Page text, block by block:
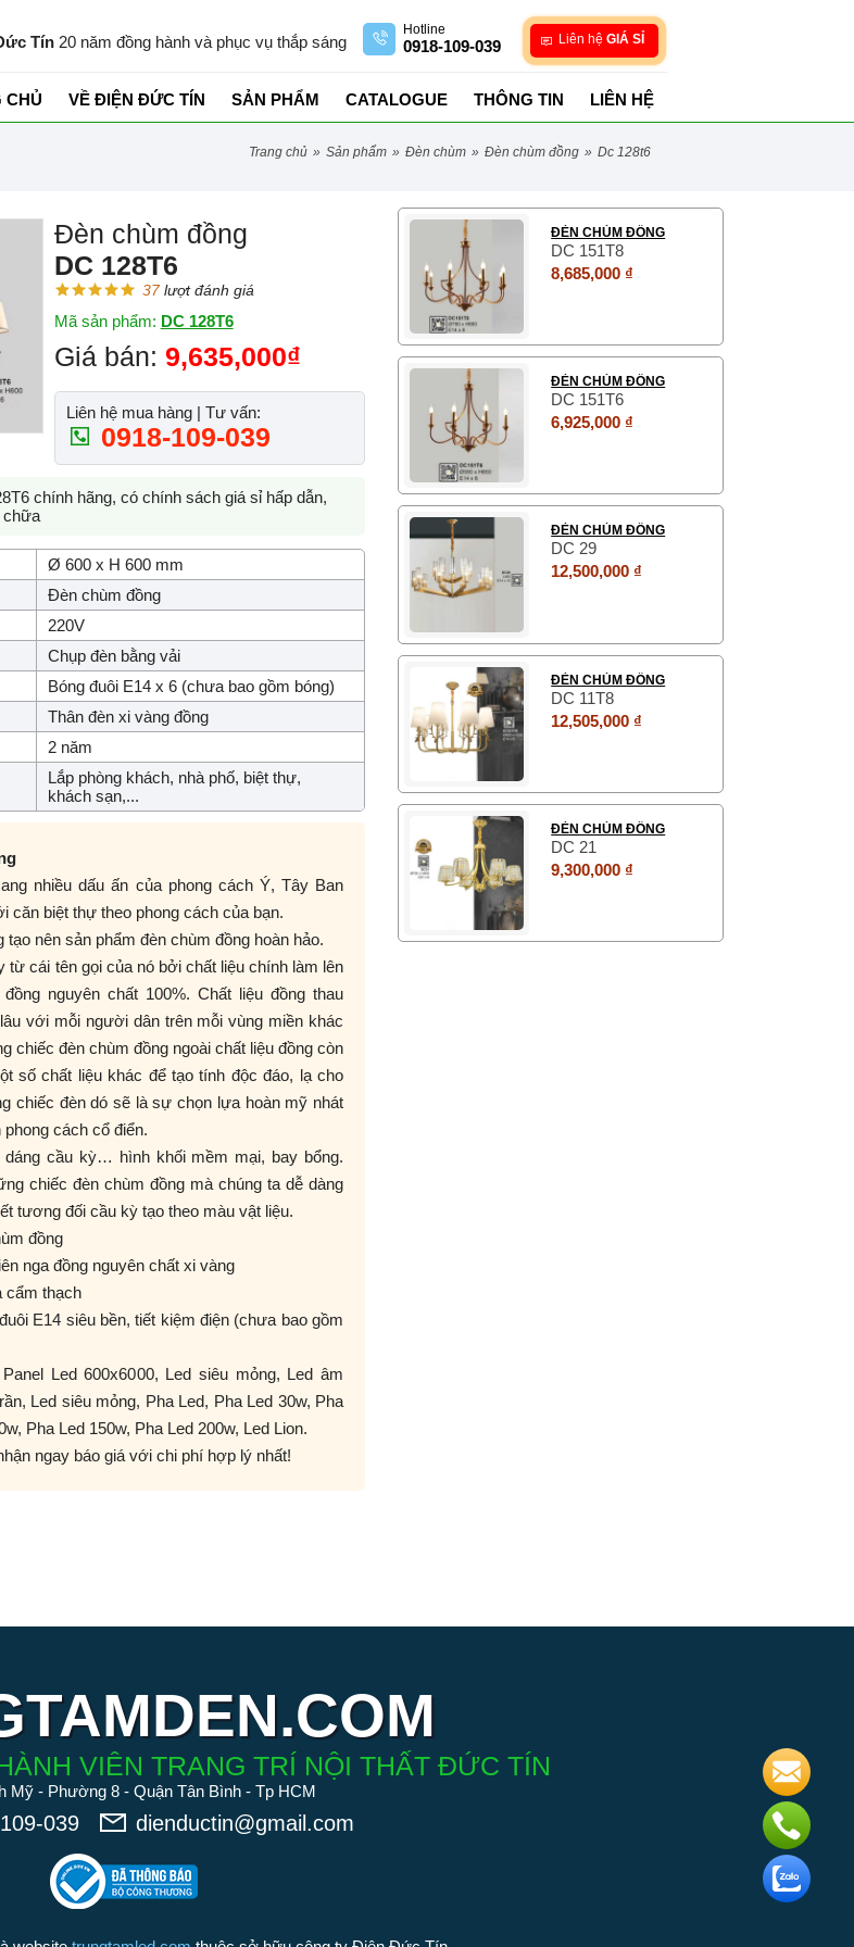
Tín 20 năm đồng hành và phục vụ thắp sáng
Hotline
0918-109-039 Liên hệ GIÁ SỈ
CHỦ VỀ ĐIỆN ĐỨC TÍN SẢN PHẨM CATALOGUE THÔNG TIN LIÊN HỆ
trang chủ » sản phẩm » đèn chùm » đèn chùm đồng » dc 128t6
Đèn chùm đồng
DC 128T6
37lượt đánh giá
Mã sản phẩm: DC 128T6
Giá bán: 9,635,000₫
Liên hệ mua hàng | Tư vấn:
0918-109-039
chính hãng, có chính sách giá sỉ hấp dẫn,
chữa
Ø 600 x H 600 mm
Đèn chùm đồng
220V
Chụp đèn bằng vải
Bóng đuôi E14 x 6 (chưa bao gồm bóng)
Thân đèn xi vàng đồng
2 năm
Lắp phòng khách, nhà phố, biệt thự,
khách sạn,...
nhiều dấu ấn của phong cách Ý, Tây Ban
căn biệt thự theo phong cách của bạn.
tạo nên sản phẩm đèn chùm đồng hoàn hảo.
từ cái tên gọi của nó bởi chất liệu chính làm lên
nguyên chất 100%. Chất liệu đồng thau
với mỗi người dân trên mỗi vùng miền khác
chiếc đèn chùm đồng ngoài chất liệu đồng còn
số chất liệu khác để tạo tính độc đáo, lạ cho
chiếc đèn dó sẽ là sự chọn lựa hoàn mỹ nhát
cách cổ điển.
dáng cầu kỳ… hình khối mềm mại, bay bổng.
chiếc đèn chùm đồng mà chúng ta dễ dàng
tương đối cầu kỳ tạo theo màu vật liệu.
đồng
nga đồng nguyên chất xi vàng
cẩm thạch
E14 siêu bền, tiết kiệm điện (chưa bao gồm
Led 600x6000, Led siêu mỏng, Led âm
Led siêu mỏng, Pha Led, Pha Led 30w, Pha
Pha Led 150w, Pha Led 200w, Led Lion.
ngay báo giá với chi phí hợp lý nhất!
ĐÈN CHÙM ĐỒNG
DC 151T8
8,685,000 ₫
ĐÈN CHÙM ĐỒNG
DC 151T6
6,925,000 ₫
ĐÈN CHÙM ĐỒNG
DC 29
12,500,000 ₫
ĐÈN CHÙM ĐỒNG
DC 11T8
12,505,000 ₫
ĐÈN CHÙM ĐỒNG
DC 21
9,300,000 ₫
VIÊN TRANG TRÍ NỘI THẤT ĐỨC TÍN
Mỹ - Phường 8 - Quận Tân Bình - Tp HCM
039 dienductin@gmail.com